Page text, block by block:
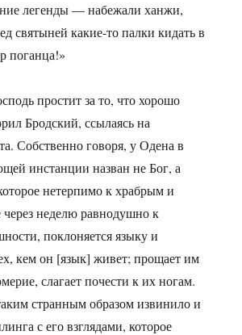
легенды — набежали ханжи,
святыней какие-то палки кидать в
поганца!»
простит за то, что хорошо
Бродский, ссылаясь на
Собственно говоря, у Одена в
инстанции назван не Бог, а
нетерпимо к храбрым и
неделю равнодушно к
поклоняется языку и
кем он [язык] живет; прощает им
слагает почести к их ногам.
странным образом извинило и
с его взглядами, которое